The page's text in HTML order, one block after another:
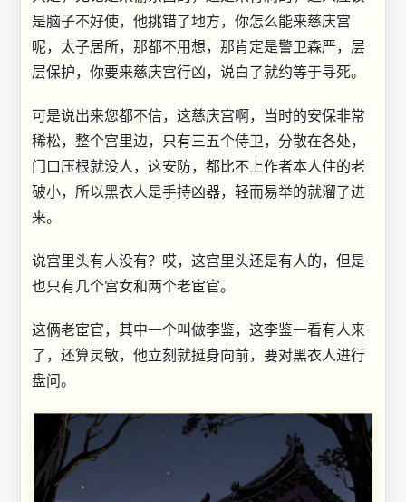
是脑子不好使，他挑错了地方，你怎么能来慈庆宫
呢，太子居所，那都不用想，那肯定是警卫森严，层
层保护，你要来慈庆宫行凶，说白了就约等于寻死。
可是说出来您都不信，这慈庆宫啊，当时的安保非常
稀松，整个宫里边，只有三五个侍卫，分散在各处，
门口压根就没人，这安防，都比不上作者本人住的老
破小，所以黑衣人是手持凶器，轻而易举的就溜了进
来。
说宫里头有人没有？哎，这宫里头还是有人的，但是
也只有几个宫女和两个老宦官。
这俩老宦官，其中一个叫做李鉴，这李鉴一看有人来
了，还算灵敏，他立刻就挺身向前，要对黑衣人进行
盘问。